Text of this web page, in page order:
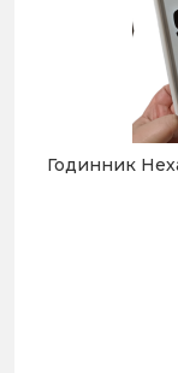
Годинник